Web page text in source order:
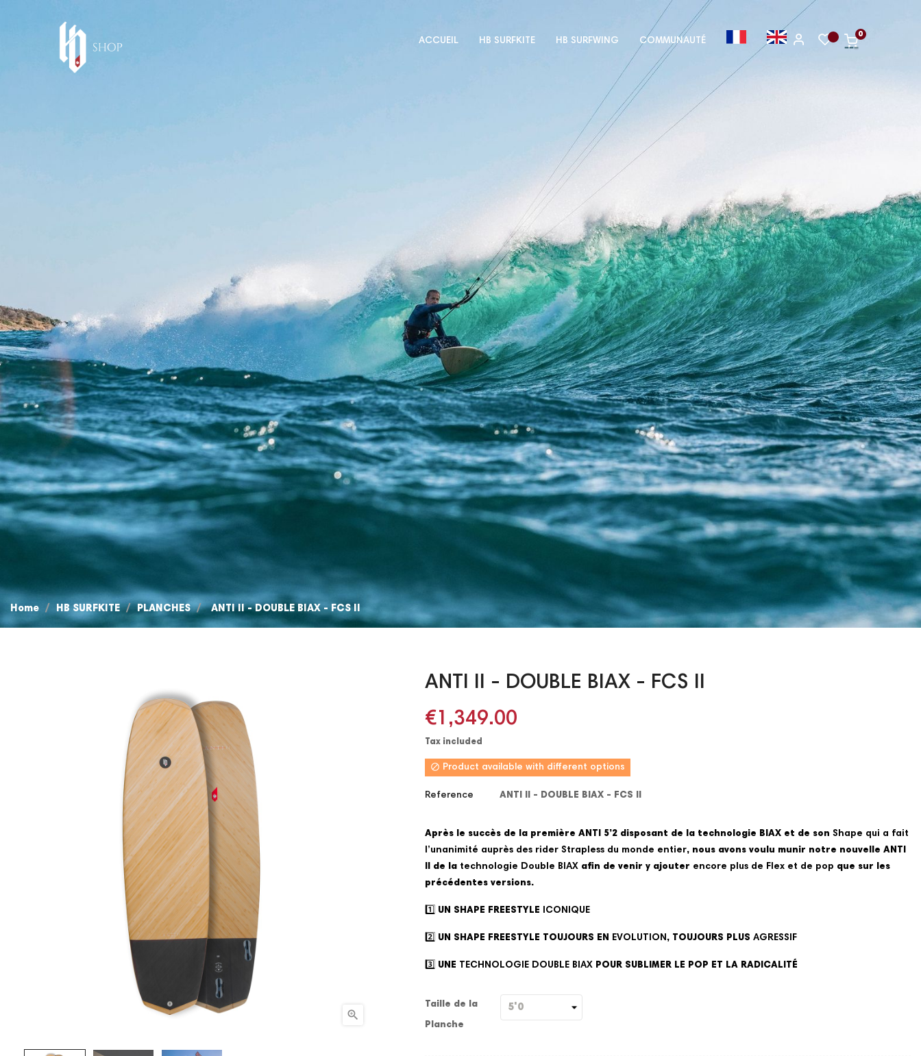
ACCUEIL HB SURFKITE HB SURFWING COMMUNAUTÉ
0
Home HB SURFKITE PLANCHES ANTI II - DOUBLE BIAX - FCS II

ANTI II - DOUBLE BIAX - FCS II
€1,349.00
Tax included
 Product available with different options
Reference ANTI II - DOUBLE BIAX - FCS II
Après le succès de la première ANTI 5’2 disposant de la technologie BIAX et de son Shape qui a fait
l’unanimité auprès des rider Strapless du monde entier, nous avons voulu munir notre nouvelle ANTI
II de la technologie Double BIAX afin de venir y ajouter encore plus de Flex et de pop que sur les
précédentes versions.
1️⃣ UN SHAPE FREESTYLE ICONIQUE
2️⃣ UN SHAPE FREESTYLE TOUJOURS EN EVOLUTION , TOUJOURS PLUS AGRESSIF
3️⃣ UNE TECHNOLOGIE DOUBLE BIAX POUR SUBLIMER LE POP ET LA RADICALITÉ
Taille de la
Planche